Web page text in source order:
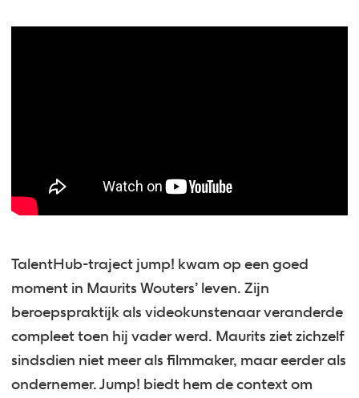
TalentHub-traject jump! kwam op een goed
moment in Maurits Wouters’ leven. Zijn
beroepspraktijk als videokunstenaar veranderde
compleet toen hij vader werd. Maurits ziet zichzelf
sindsdien niet meer als filmmaker, maar eerder als
ondernemer. Jump! biedt hem de context om